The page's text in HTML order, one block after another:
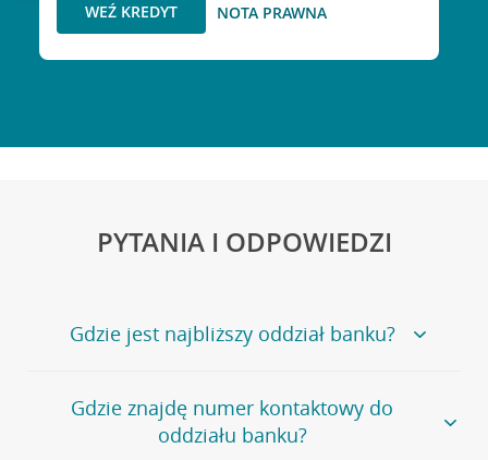
WEŹ KREDYT NOTA PRAWNA
PYTANIA I ODPOWIEDZI
Gdzie jest najbliższy oddział banku?
Jeśli szukasz oddziału naszego banku, zapraszamy na
stronęPlacówki i bankomaty, na której znajduje się
wygodna wyszukiwarka.
Gdzie znajdę numer kontaktowy do
oddziału banku?